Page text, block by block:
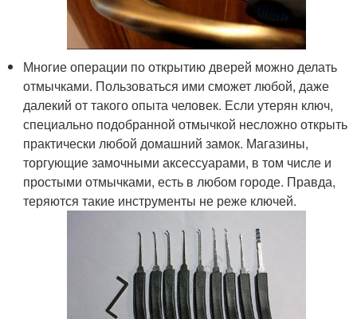
Многие операции по открытию дверей можно делать
отмычками. Пользоваться ими сможет любой, даже
далекий от такого опыта человек. Если утерян ключ,
специально подобранной отмычкой несложно открыть
практически любой домашний замок. Магазины,
торгующие замочными аксессуарами, в том числе и
простыми отмычками, есть в любом городе. Правда,
теряются такие инструменты не реже ключей.